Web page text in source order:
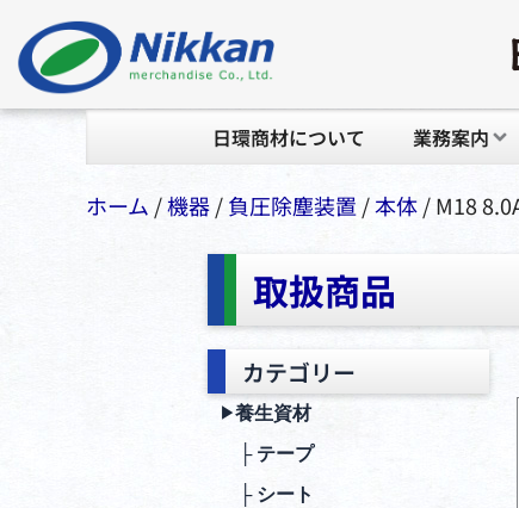
日環商材について 業務案内
ホーム /機器/負圧除塵装置 /本体/ M18
取扱商品
カテゴリー
▶︎養生資材
├ テープ
├ シート